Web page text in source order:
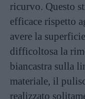
ricurvo. Questo
efficace rispetto
avere la
difficoltosa la
biancastra sulla
materiale, il
realizzato